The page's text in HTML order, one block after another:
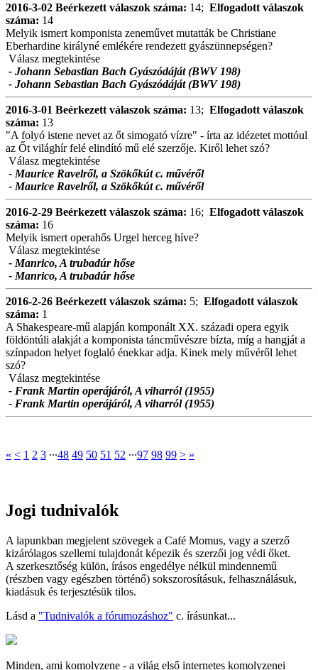
2016-3-02 Beérkezett válaszok száma: 14; Elfogadott válaszok
száma: 14
Melyik ismert komponista zeneművet mutatták be Christiane
Eberhardine királyné emlékére rendezett gyászünnepségen?
Válasz megtekintése
- Johann Sebastian Bach Gyászódáját (BWV 198)
- Johann Sebastian Bach Gyászódáját (BWV 198)
2016-3-01 Beérkezett válaszok száma: 13; Elfogadott válaszok
száma: 13
"A folyó istene nevet az őt simogató vízre" - írta az idézetet mottóul
az Őt világhír felé elindító mű elé szerzője. Kiről lehet szó?
Válasz megtekintése
- Maurice Ravelről, a Szökőkút c. művéről
- Maurice Ravelről, a Szökőkút c. művéről
2016-2-29 Beérkezett válaszok száma: 16; Elfogadott válaszok
száma: 16
Melyik ismert operahős Urgel herceg híve?
Válasz megtekintése
- Manrico, A trubadúr hőse
- Manrico, A trubadúr hőse
2016-2-26 Beérkezett válaszok száma: 5; Elfogadott válaszok
száma: 1
A Shakespeare-mű alapján komponált XX. századi opera egyik
földöntúli alakját a komponista táncművészre bízta, míg a hangját a
színpadon helyet foglaló énekkar adja. Kinek mely művéről lehet
szó?
Válasz megtekintése
- Frank Martin operájáról, A viharról (1955)
- Frank Martin operájáról, A viharról (1955)
« < 1 2 3 ∙∙∙48 49 50 51 52 ∙∙∙97 98 99 > »
Jogi tudnivalók
A lapunkban megjelent szövegek a Café Momus, vagy a szerző
kizárólagos szellemi tulajdonát képezik és szerzői jog védi őket.
A szerkesztőség külön, írásos engedélye nélkül mindennemű
(részben vagy egészben történő) sokszorosításuk, felhasználásuk,
kiadásuk és terjesztésük tilos.
Lásd a "Tudnivalók a fórumozáshoz" c. írásunkat...
Minden, ami komolyzene - a világ első internetes komolyzenei